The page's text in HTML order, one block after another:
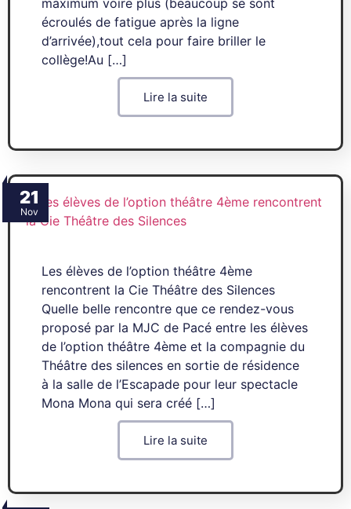
maximum voire plus (beaucoup se sont
écroulés de fatigue après la ligne
d’arrivée),tout cela pour faire briller le
collège!Au […]
Lire la suite
21
Nov
Les élèves de l’option théâtre 4ème
rencontrent la Cie Théâtre des Silences
Quelle belle rencontre que ce rendez-vous
proposé par la MJC de Pacé entre les élèves
de l’option théâtre 4ème et la compagnie du
Théâtre des silences en sortie de résidence
à la salle de l’Escapade pour leur spectacle
Mona Mona qui sera créé […]
Lire la suite